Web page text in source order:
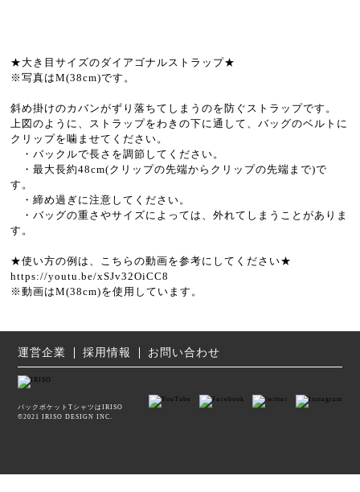
★大き目サイズのダイアゴナルストラップ★
※写真はM(38cm)です。
斜め掛けのカバンがずり落ちてしまうのを防ぐストラップです。
上図のように、ストラップをわきの下に通して、バッグのベルトに
クリップを噛ませてください。
・バックルで長さを調節してください。
・最大長約48cm(クリップの先端からクリップの先端まで)で
す。
・締め過ぎに注意してください。
・バッグの重さやサイズによっては、外れてしまうことがありま
す。
★使い方の例は、こちらの動画を参考にしてください★
https://youtu.be/xSJv32OiCC8
※動画はM(38cm)を使用しています。
運営企業 採用情報 お問い合わせ
バックポケットTシャツはIRISO
©2021 IRISO DESIGN INC.